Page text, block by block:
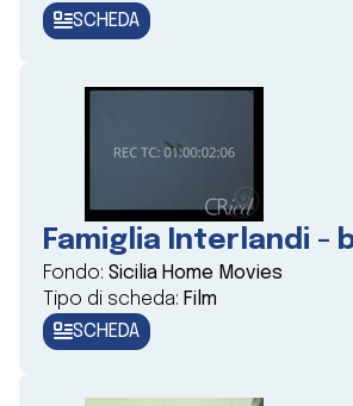
SCHEDA
Famiglia Interlandi -
Fondo: Sicilia Home Movies
Tipo di scheda: Film
SCHEDA